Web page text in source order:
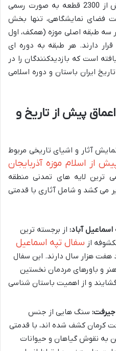
ارزشمند است. از این تعداد، بیش از 2300 قطعه به صورت رسمی
فضای نمایشگاهی، تنها بخش
سه طبقه اصلی موزه (همکف، اول
دارند. هر طبقه به دوره ای
است که بازدیدکنندگان را در
ایران باستان و دوره اسلامی
پیش از تاریخ و
آثار و اشیای تاریخی مربوط
از اسلام موزه آذربایجان
ترین لایه های تمدنی منطقه
می کشد و شامل آثاری با قدمتی
از برجسته ترین
از سفال تپه اسماعیل
هزار سال دارند. این سفال
و باورهای مردمان نخستین
و از اهمیت باستان شناسی
سنگ هایی از جنس
کرمان کشف شده اند، با قدمتی
به نقوش گیاهان و حیوانات